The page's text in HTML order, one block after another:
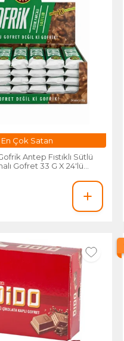
Özel Fiyat
Antep Fıstıklı Sütlü
Gofret 33 G X 24'lü